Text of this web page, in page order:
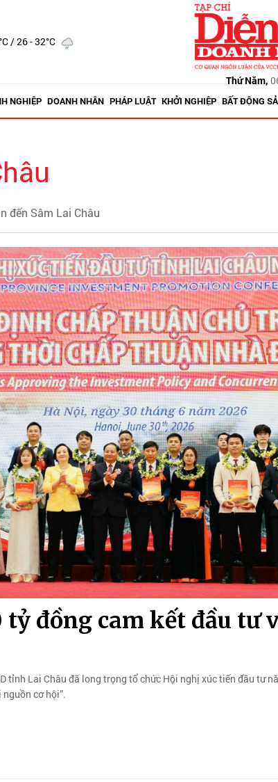
/ 26 - 32°C
Thứ Năm,
NGHIỆP DOANH NHÂN PHÁP LUẬT KHỞI NGHIỆP BẤT ĐỘNG
đến Sâm Lai Châu
tỷ đồng cam kết đầu tư
tỉnh Lai Châu đã long trọng tổ chức Hội nghị xúc tiến đầu tư
cơ hội”.